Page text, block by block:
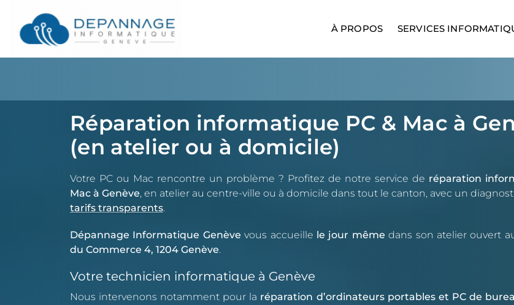
À PROPOS SERVICES
Réparation informatique PC & Mac à
(en atelier ou à domicile)
Votre PC ou Mac rencontre un problème ? Profitez de notre service de réparation
Mac à Genève, en atelier au centre-ville ou à domicile dans tout le canton, avec un
tarifs transparents.
Dépannage Informatique Genève vous accueille le jour même dans son atelier ouvert
du Commerce 4, 1204 Genève.
Votre technicien informatique à Genève
Nous intervenons notamment pour la réparation d’ordinateurs portables et PC de